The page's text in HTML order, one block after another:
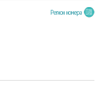
Регион номера